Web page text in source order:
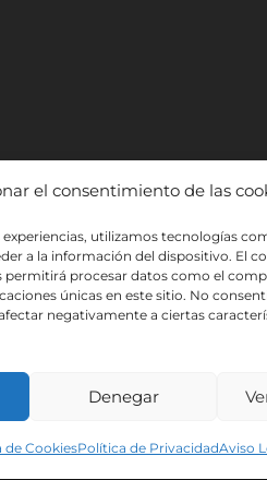
el consentimiento de las
utilizamos tecnologías
a la información del dispositivo. El
permitirá procesar datos como el
únicas en este sitio. No
negativamente a ciertas
Denegar
de CookiesPolítica de PrivacidadAviso
HISPANICO DE MURCIA,
de la información y de las
página propia. Esta acción